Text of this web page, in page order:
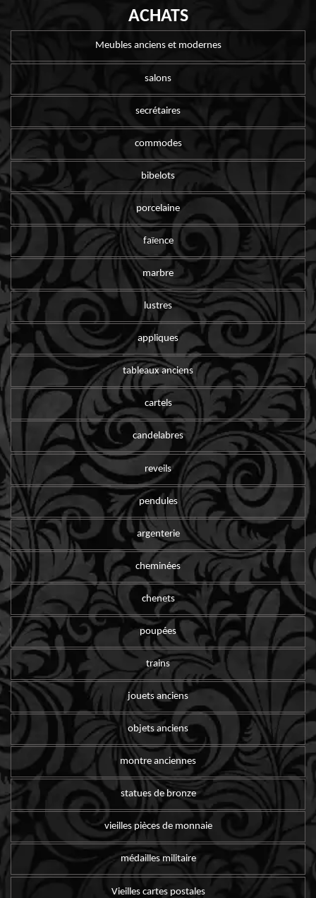
ACHATS
Meubles anciens et modernes
salons
secrétaires
commodes
bibelots
porcelaine
faïence
marbre
lustres
appliques
tableaux anciens
cartels
candelabres
reveils
pendules
argenterie
cheminées
chenets
poupées
trains
jouets anciens
objets anciens
montre anciennes
statues de bronze
vieilles pièces de monnaie
médailles militaire
Vieilles cartes postales